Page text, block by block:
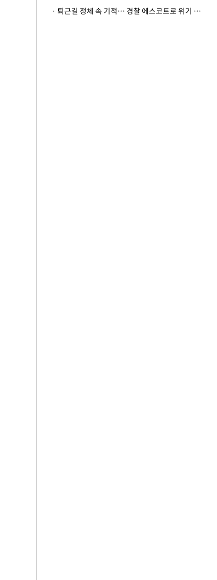
· 퇴근길 정체 속 기적… 경찰 에스코트로 위기 넘긴 생후 2일 신생아